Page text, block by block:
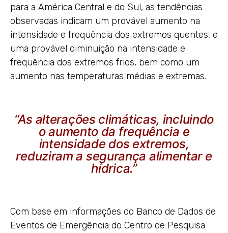
para a América Central e do Sul, as tendências
observadas indicam um provável aumento na
intensidade e frequência dos extremos quentes, e
uma provável diminuição na intensidade e
frequência dos extremos frios, bem como um
aumento nas temperaturas médias e extremas.
“As alterações climáticas, incluindo
o aumento da frequência e
intensidade dos extremos,
reduziram a segurança alimentar e
hídrica.”
Com base em informações do Banco de Dados de
Eventos de Emergência do Centro de Pesquisa